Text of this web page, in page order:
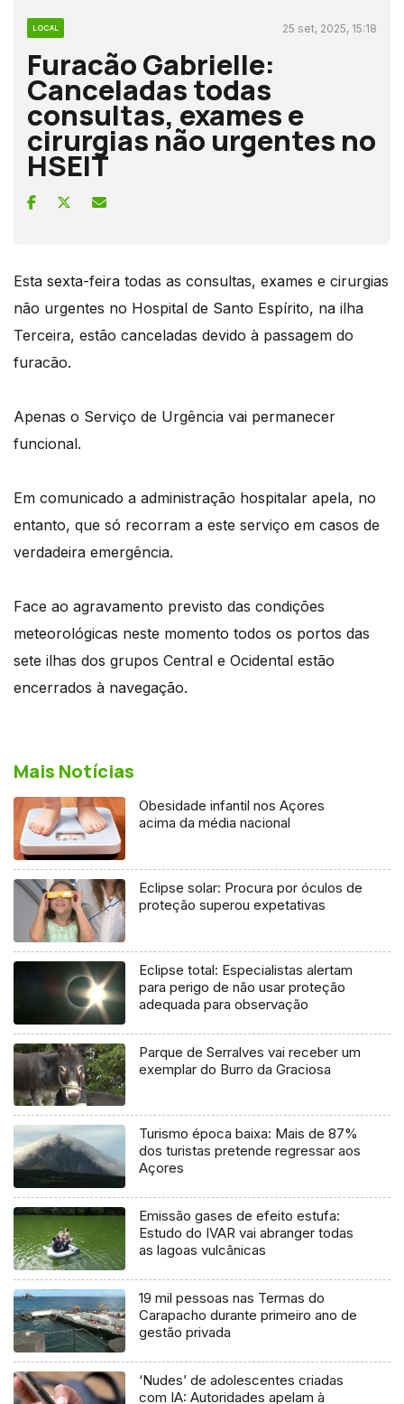
LOCAL 25 set, 2025, 15:18
Furacão Gabrielle:
Canceladas todas
consultas, exames e
cirurgias não urgentes no
HSEIT
Esta sexta-feira todas as consultas, exames e cirurgias
não urgentes no Hospital de Santo Espírito, na ilha
Terceira, estão canceladas devido à passagem do
furacão.
Apenas o Serviço de Urgência vai permanecer
funcional.
Em comunicado a administração hospitalar apela, no
entanto, que só recorram a este serviço em casos de
verdadeira emergência.
Face ao agravamento previsto das condições
meteorológicas neste momento todos os portos das
sete ilhas dos grupos Central e Ocidental estão
encerrados à navegação.
Mais Notícias
Obesidade infantil nos Açores
acima da média nacional
Eclipse solar: Procura por óculos de
proteção superou expetativas
Eclipse total: Especialistas alertam
para perigo de não usar proteção
adequada para observação
Parque de Serralves vai receber um
exemplar do Burro da Graciosa
Turismo época baixa: Mais de 87%
dos turistas pretende regressar aos
Açores
Emissão gases de efeito estufa:
Estudo do IVAR vai abranger todas
as lagoas vulcânicas
19 mil pessoas nas Termas do
Carapacho durante primeiro ano de
gestão privada
‘Nudes’ de adolescentes criadas
com IA: Autoridades apelam à